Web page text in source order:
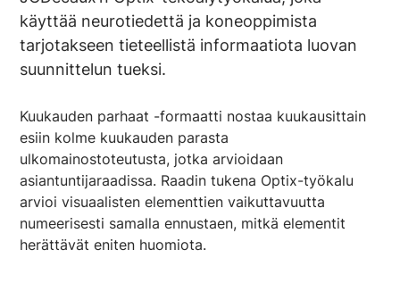
käyttää neurotiedettä ja koneoppimista
tarjotakseen tieteellistä informaatiota luovan
suunnittelun tueksi.
Kuukauden parhaat -formaatti nostaa kuukausittain
esiin kolme kuukauden parasta
ulkomainostoteutusta, jotka arvioidaan
asiantuntijaraadissa. Raadin tukena Optix-työkalu
arvioi visuaalisten elementtien vaikuttavuutta
numeerisesti samalla ennustaen, mitkä elementit
herättävät eniten huomiota.